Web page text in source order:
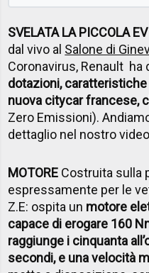
SVELATA LA PICCOLA EV
dal vivo al Salone di
Coronavirus, Renault ha
dotazioni,
nuova citycar francese,
Zero Emissioni).
dettaglio nel nostro
MOTORE Costruita sulla
espressamente per le
Z.E: ospita un motore
capace di erogare 160
raggiunge i cinquanta
secondi, e una velocità